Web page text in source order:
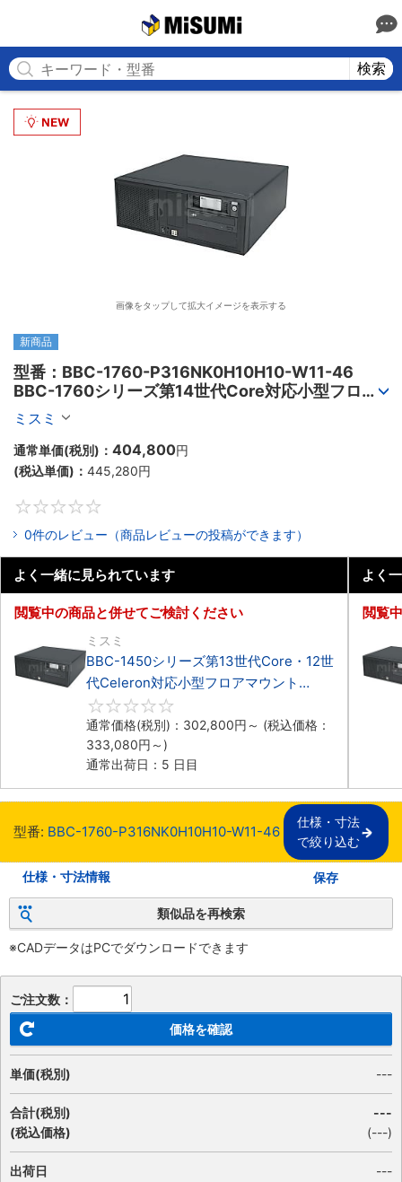
検索
画像をタップして拡大イメージを表示する
新商品
型番：BBC-1760-P316NK0H10H10-W11-46
BBC-1760シリーズ第14世代Core対応小型フロア
マウント3PCIe
ミスミ
通常単価(税別)： 404,800円
(税込単価)： 445,280円
0件のレビュー（商品レビューの投稿ができます）
よく一緒に見られています
閲覧中の商品と併せてご検討ください
ミスミ
BBC-1450シリーズ第13世代Core・12世
代Celeron対応小型フロアマウント
4PCIe
通常価格(税別)： 302,800円 ～ (税込価格：
333,080円 ～)
通常出荷日：5 日目
よく
閲覧
型番: BBC-1760-P316NK0H10H10-W11-46
仕様・寸法
で絞り込む
仕様・寸法情報 保存
類似品を再検索
※CADデータはPCでダウンロードできます
ご注文数：
価格を確認
単価(税別) ---
合計(税別)
(税込価格)
---
(---)
出荷日
---